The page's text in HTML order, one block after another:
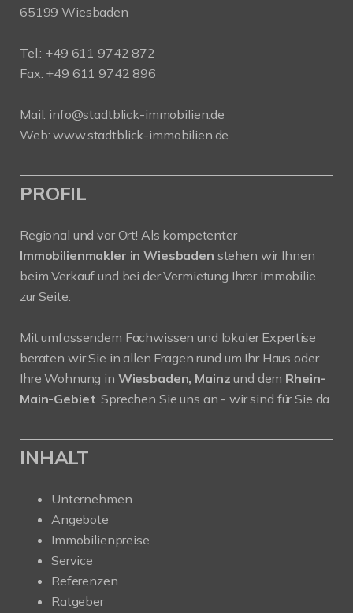
65199 Wiesbaden
Tel.: +49 611 9742 872
Fax: +49 611 9742 896
Mail: info@stadtblick-immobilien.de
Web:www.stadtblick-immobilien.de
PROFIL
Regional und vor Ort! Als kompetenter
Immobilienmakler in Wiesbaden stehen wir Ihnen
beim Verkauf und bei der Vermietung Ihrer Immobilie
zur Seite.
Mit umfassendem Fachwissen und lokaler Expertise
beraten wir Sie in allen Fragen rund um Ihr Haus oder
Ihre Wohnung in Wiesbaden, Mainzund dem Rhein-
Main-Gebiet. Sprechen Sie uns an - wir sind für Sie da.
INHALT
Unternehmen
Angebote
Immobilienpreise
Service
Referenzen
Ratgeber